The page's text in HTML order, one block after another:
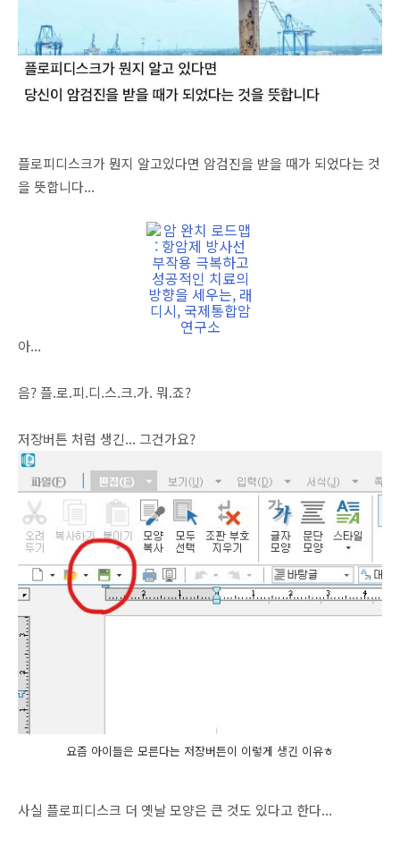
플로피디스크가 뭔지 알고있다면 암검진을 받을 때가 되었다는 것
을 뜻합니다...
아...
음? 플.로.피.디.스.크.가. 뭐.죠?
저장버튼 처럼 생긴... 그건가요?
요즘 아이들은 모른다는 저장버튼이 이렇게 생긴 이유ㅎ
사실 플로피디스크 더 옛날 모양은 큰 것도 있다고 한다...